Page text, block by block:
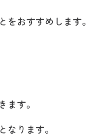
おすすめします。
す。
ります。